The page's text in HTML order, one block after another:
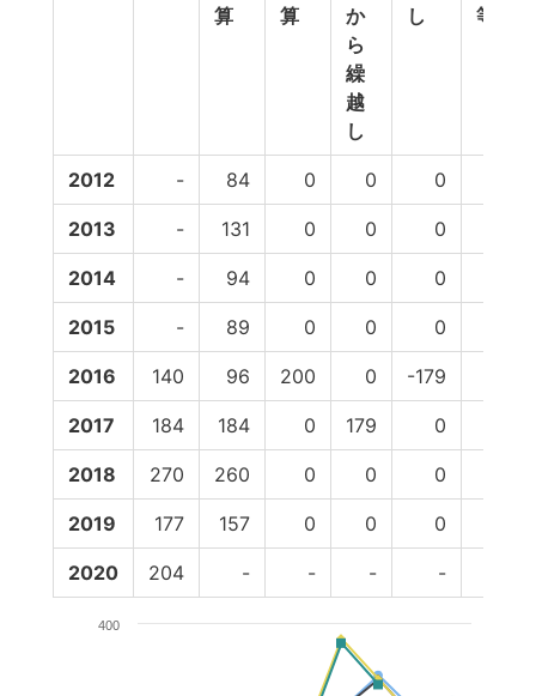
算
算
か
ら
繰
越
し
し
等
2012 - 84 0 0 0
2013 - 131 0 0 0
2014 - 94 0 0 0
2015 - 89 0 0 0
2016 140 96 200 0 -179
2017 184 184 0 179 0
2018 270 260 0 0 0
2019 177 157 0 0 0
2020 204 - - - -
400